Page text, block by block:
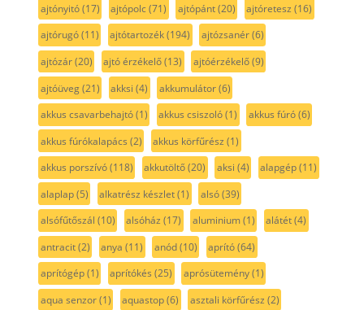
ajtónyitó(17) ajtópolc(71) ajtópánt(20) ajtóretesz (16)
ajtórugó(11) ajtótartozék(194) ajtózsanér(6)
ajtózár(20) ajtó érzékelő(13) ajtóérzékelő(9)
ajtóüveg(21) akksi (4) akkumulátor(6)
akkus csavarbehajtó(1) akkus csiszoló(1) akkus fúró(6)
akkus fúrókalapács (2) akkus körfűrész (1)
akkus porszívó(118) akkutöltő(20) aksi (4) alapgép(11)
alaplap(5) alkatrész készlet(1) alsó(39)
alsófűtőszál (10) alsóház (17) aluminium(1) alátét(4)
antracit(2) anya (11) anód(10) aprító(64)
aprítógép(1) aprítókés (25) aprósütemény(1)
aqua senzor(1) aquastop(6) asztali körfűrész (2)